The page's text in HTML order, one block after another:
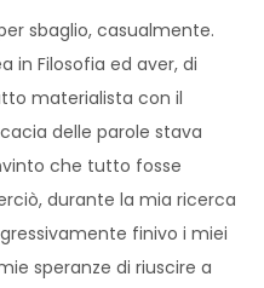
sbaglio, casualmente.
in Filosofia ed aver, di
materialista con il
delle parole stava
che tutto fosse
durante la mia ricerca
finivo i miei
speranze di riuscire a